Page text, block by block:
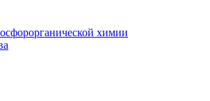
химии